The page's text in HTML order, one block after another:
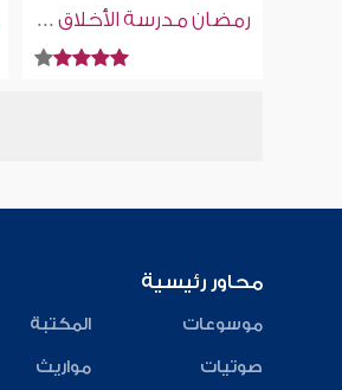
رمضان مدرسة الأخلاق | وقل اعملوا | إسلام ويب | للصم بلغة الإشارة
محاور رئيسية
موسوعات
صوتيات
المكتبة
مواريث